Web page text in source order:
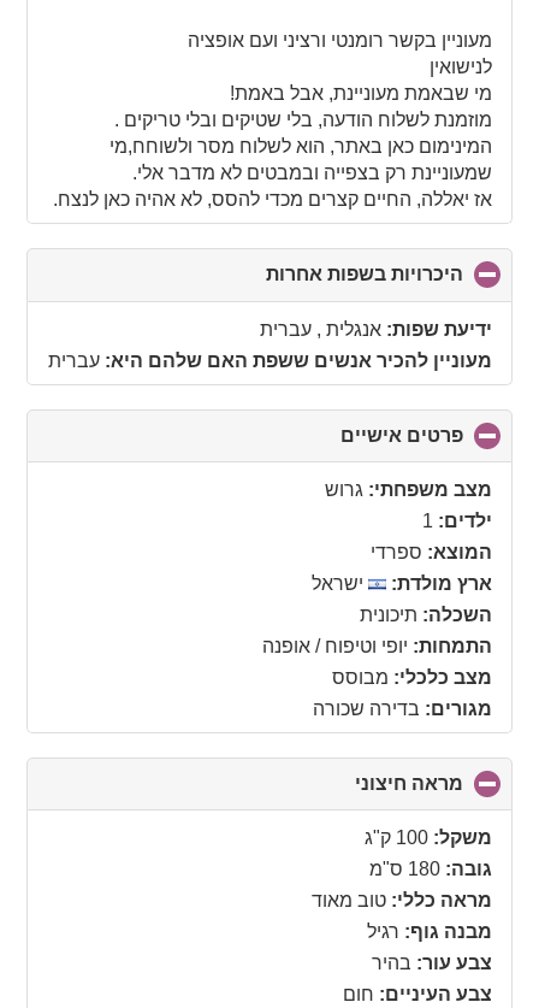
מעוניין בקשר רומנטי ורציני ועם אופציה
לנישואין
מי שבאמת מעוניינת, אבל באמת!
מוזמנת לשלוח הודעה, בלי שטיקים ובלי טריקים .
המינימום כאן באתר, הוא לשלוח מסר ולשוחח,מי
שמעוניינת רק בצפייה ובמבטים לא מדבר אלי.
אז יאללה, החיים קצרים מכדי להסס, לא אהיה כאן לנצח.
היכרויות בשפות אחרות
to
collapse
ידיעת שפות: אנגלית , עברית
מעוניין להכיר אנשים ששפת האם שלהם היא: עברית
פרטים אישיים
to
collapse
מצב משפחתי: גרוש
ילדים: 1
המוצא: ספרדי
ארץ מולדת:
ישראל
השכלה: תיכונית
התמחות: יופי וטיפוח / אופנה
מצב כלכלי: מבוסס
מגורים: בדירה שכורה
מראה חיצוני
to
משקל: 100 ק"ג
גובה: 180 ס"מ
מראה כללי: טוב מאוד
מבנה גוף: רגיל
צבע עור: בהיר
צבע העיניים: חום